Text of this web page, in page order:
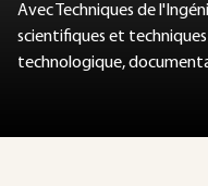
Avec Techniques de
scientifiques et
technologique,